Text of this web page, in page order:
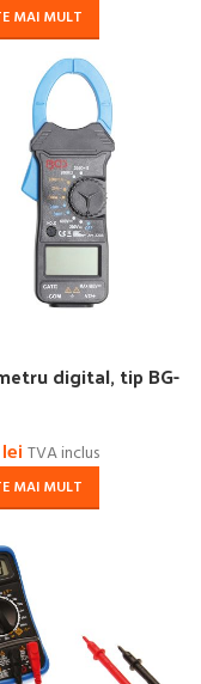
MAI MULT
digital, tip BG-
lei TVA inclus
MAI MULT